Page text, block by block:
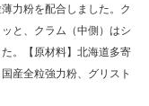
力粉を配合しました。ク
と、クラム（中側）はシ
。【原材料】北海道多寄
産全粒強力粉、グリスト